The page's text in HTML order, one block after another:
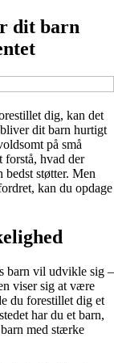
dit barn
dig, kan det
dit barn hurtigt
på små
hvad der
støtter. Men
kan du opdage
barn vil udvikle sig –
viser sig at være
du forestillet dig et
har du et barn,
med stærke